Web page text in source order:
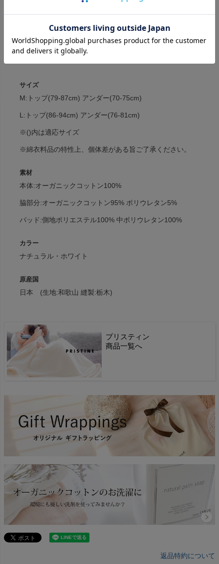
»ふわふわスワンショーツはこちら
商品詳細
サイズ
M:トップ(79-87cm) アンダー(70-75cm)
L:トップ(86-94cm) アンダー(76-81cm)
※()内は適応サイズ
※綿衣料品の特性上、個体差がある旨ご了承ください。
素材
本体:オーガニックコットン100%
脇部分:オーガニックコットン95% ポリウレタン5%
パッド:側地ポリエステル100% 中ポリウレタン100%
カラー
ナチュラル・ホワイト
原産国
日本 (生地:和歌山 縫製:栃木)
プリスティン
商品一覧へ
返品特約について